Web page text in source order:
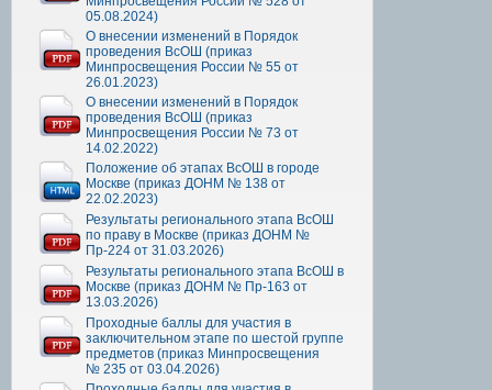
05.08.2024)
О внесении изменений в Порядок
проведения ВсОШ (приказ
Минпросвещения России № 55 от
26.01.2023)
О внесении изменений в Порядок
проведения ВсОШ (приказ
Минпросвещения России № 73 от
14.02.2022)
Положение об этапах ВсОШ в городе
Москве (приказ ДОНМ № 138 от
22.02.2023)
Результаты регионального этапа ВсОШ
по праву в Москве (приказ ДОНМ №
Пр-224 от 31.03.2026)
Результаты регионального этапа ВсОШ в
Москве (приказ ДОНМ № Пр-163 от
13.03.2026)
Проходные баллы для участия в
заключительном этапе по шестой группе
предметов (приказ Минпросвещения
№ 235 от 03.04.2026)